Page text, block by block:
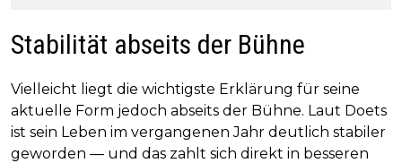
Stabilität abseits der Bühne
Vielleicht liegt die wichtigste Erklärung für seine
aktuelle Form jedoch abseits der Bühne. Laut Doets
ist sein Leben im vergangenen Jahr deutlich stabiler
geworden — und das zahlt sich direkt in besseren